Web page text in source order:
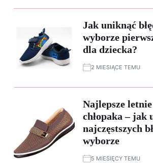
Jak uniknąć
wyborze
dla dziecka?
2 MIESIĄCE TEMU
Najlepsze
chłopaka – jak
najczęstszych
wyborze
5 MIESIĘCY TEMU